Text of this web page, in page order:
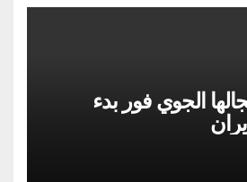
الجوي فور بدء